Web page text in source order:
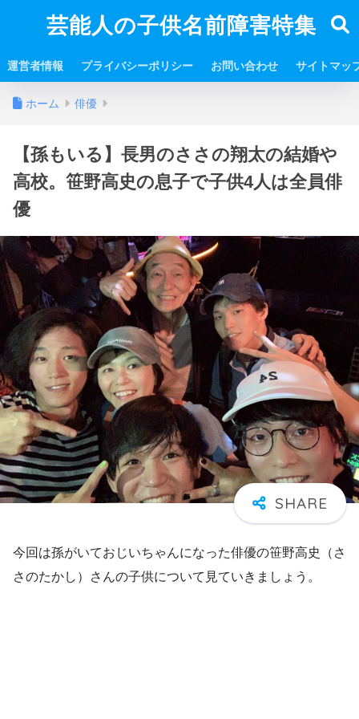
芸能人の子供名前障害特集
運営者情報 プライバシーポリシー お問い合わせ サイトマッ
ホーム 俳優
【孫もいる】長男のささの翔太の結婚や
高校。笹野高史の息子で子供4人は全員俳
優
今回は孫がいておじいちゃんになった俳優の笹野高史（さ
さのたかし）さんの子供について見ていきましょう。